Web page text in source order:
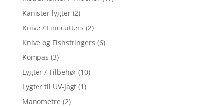
Kanister lygter (2)
Knive / Linecutters (2)
Knive og Fishstringers (6)
Kompas (3)
Lygter / Tilbehør (10)
Lygter til UV-Jagt (1)
Manometre (2)